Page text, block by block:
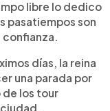
libre lo dedico
pasatiempos son
confianza.
días, la reina
una parada por
de los tour